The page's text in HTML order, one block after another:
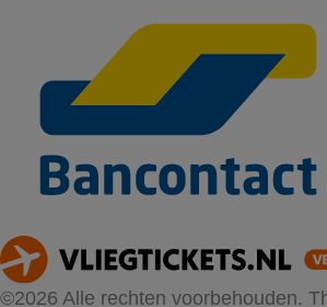
©2026 Alle rechten voorbehouden.